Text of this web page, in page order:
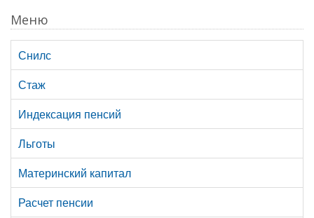
Меню
Снилс
Стаж
Индексация пенсий
Льготы
Материнский капитал
Расчет пенсии